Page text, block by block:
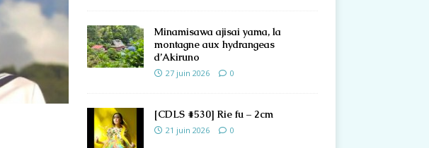
Minamisawa ajisai yama, la
montagne aux hydrangeas
d’Akiruno
27 juin 2026 0
[CDLS #530] Rie fu – 2cm
21 juin 2026 0